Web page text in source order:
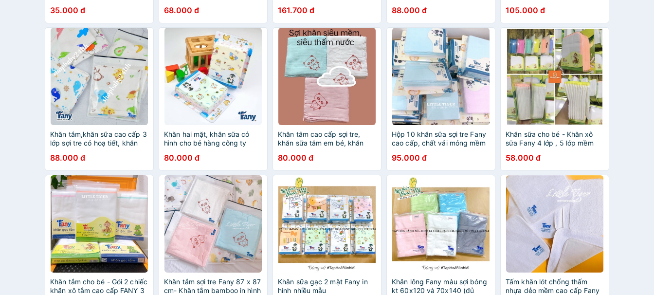
35.000 đ 68.000 đ 161.700 đ 88.000 đ
bé,mềm mại như bàn tay mẹ
105.000 đ
Khăn tắm,khăn sữa cao cấp 3
lớp sợi tre có hoạ tiết, khăn
mịn, mát (87x87cm)
88.000 đ
Khăn hai mặt, khăn sữa có
hình cho bé hàng công ty
nước
80.000 đ
Khăn tắm cao cấp sợi tre,
khăn sữa tắm em bé, khăn
Fany(87x87cm)
80.000 đ
Hộp 10 khăn sữa sợi tre Fany
cao cấp, chất vải mỏng mềm
95.000 đ
Khăn sữa cho bé - Khăn xô
sữa Fany 4 lớp , 5 lớp mềm
58.000 đ
Khăn tắm cho bé - Gói 2 chiếc
khăn xô tắm cao cấp FANY 3
Khăn tắm sợi tre Fany 87 x 87
cm- Khăn tắm bamboo in hình
Khăn sữa gạc 2 mặt Fany in
hình nhiều mẫu
Khăn lông Fany màu sợi bóng
kt 60x120 và 70x140 (đủ
Tấm khăn lót chống thấm
nhựa dẻo mềm cao cấp Fany